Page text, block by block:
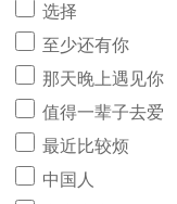
选择
至少还有你
那天晚上遇见你
值得一辈子去爱
最近比较烦
中国人